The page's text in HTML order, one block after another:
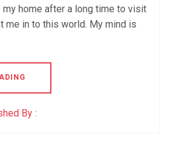
home after a long time to visit
me in to this world. My mind is
By :